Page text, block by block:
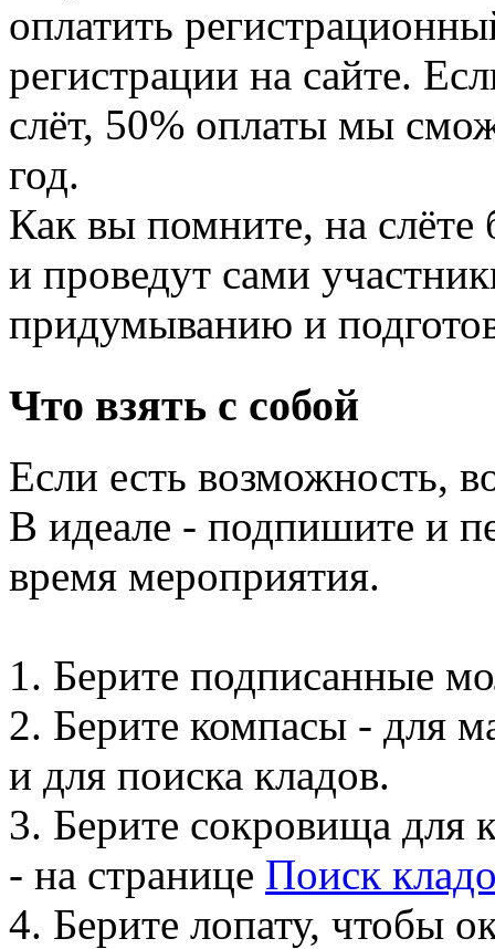
оплатить
регистрации на сайте.
слёт, 50% оплаты мы
год.
Как вы помните, на слёте
и проведут сами
придумыванию и
Что взять с собой
Если есть возможность,
В идеале - подпишите и
время мероприятия.
1. Берите подписанные
2. Берите компасы - для
и для поиска кладов.
3. Берите сокровища для
- на странице Поиск
4. Берите лопату, чтобы